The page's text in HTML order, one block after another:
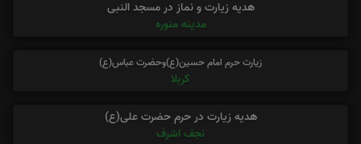
هدیه زیارت و نماز در مسجد النبی
مدینه منوره
زیارت حرم امام حسین(ع)وحضرت عباس(ع)
کربلا
هدیه زیارت در حرم حضرت علی(ع)
نجف اشرف